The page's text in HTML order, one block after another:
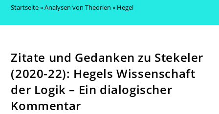
Startseite»Analysen von Theorien » Hegel
Zitate und Gedanken zu Stekeler
(2020-22): Hegels Wissenschaft
der Logik – Ein dialogischer
Kommentar